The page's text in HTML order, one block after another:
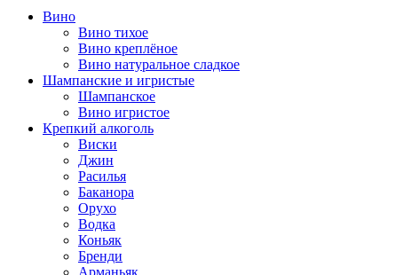
Вино
Вино тихое
Вино креплёное
Вино натуральное сладкое
Шампанские и игристые
Шампанское
Вино игристое
Крепкий алкоголь
Виски
Джин
Расилья
Баканора
Орухо
Водка
Коньяк
Бренди